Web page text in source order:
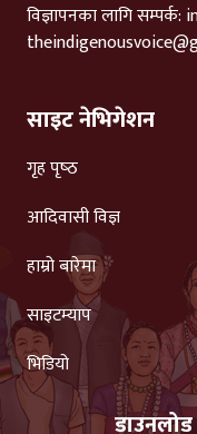
विज्ञापनका लागि सम्पर्क:
साइट नेभिगेशन
गृह पृष्‍ठ
आदिवासी विज्ञ
हाम्रो बारेमा
साइटम्याप
भिडियो